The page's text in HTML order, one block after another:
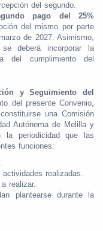
del segundo.
pago del 25%
del mismo por parte
de 2027. Asimismo,
deberá incorporar la
del cumplimiento del
y Seguimiento del
del presente Convenio,
una Comisión
Autónoma de Melilla y
la periodicidad que las
funciones:
realizadas.
realizar.
plantearse durante la